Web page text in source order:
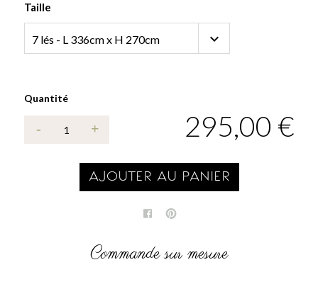
Taille
Quantité
295,00 €
AJOUTER AU PANIER
Commande sur mesure